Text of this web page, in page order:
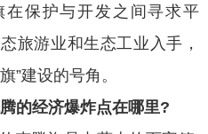
在保护与开发之间寻求平
旅游业和生态工业入手，
”建设的号角。
的经济爆炸点在哪里?